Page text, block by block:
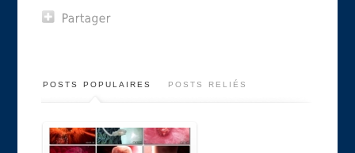
POSTS POPULAIRES POSTS RELIÉS